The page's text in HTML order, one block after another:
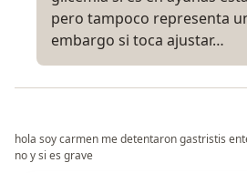
pero tampoco representa
embargo si toca ajustar…
hola soy carmen me detentaron gastristis
no y si es grave